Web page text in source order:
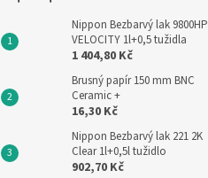
Nippon Bezbarvý lak 9800HP
VELOCITY 1l+0,5 tužidla
1 404,80 Kč
Brusný papír 150 mm BNC
Ceramic +
16,30 Kč
Nippon Bezbarvý lak 221 2K
Clear 1l+0,5l tužidlo
902,70 Kč